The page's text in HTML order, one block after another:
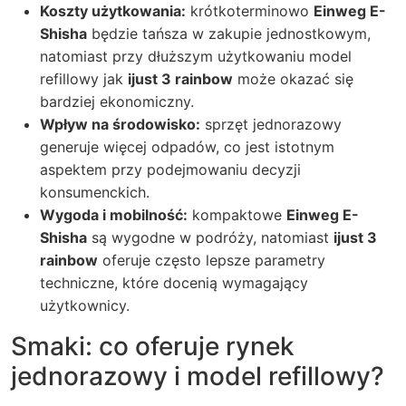
Koszty użytkowania: krótkoterminowo Einweg E-
Shisha będzie tańsza w zakupie jednostkowym,
natomiast przy dłuższym użytkowaniu model
refillowy jak ijust 3 rainbow może okazać się
bardziej ekonomiczny.
Wpływ na środowisko: sprzęt jednorazowy
generuje więcej odpadów, co jest istotnym
aspektem przy podejmowaniu decyzji
konsumenckich.
Wygoda i mobilność: kompaktowe Einweg E-
Shisha są wygodne w podróży, natomiast ijust 3
rainbow oferuje często lepsze parametry
techniczne, które docenią wymagający
użytkownicy.
Smaki: co oferuje rynek
jednorazowy i model refillowy?